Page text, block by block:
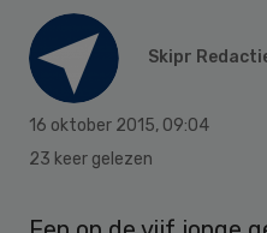
Skipr
16 oktober 2015, 09:04
23 keer gelezen